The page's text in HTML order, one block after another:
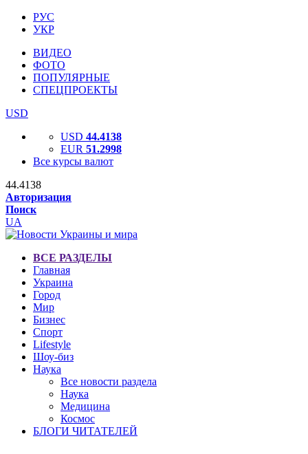
РУС
УКР
ВИДЕО
ФОТО
ПОПУЛЯРНЫЕ
СПЕЦПРОЕКТЫ
USD
USD 44.4138
EUR 51.2998
Все курсы валют
44.4138
Авторизация
Поиск
UA
ВСЕ РАЗДЕЛЫ
Главная
Украина
Город
Мир
Бизнес
Спорт
Lifestyle
Шоу-биз
Наука
Все новости раздела
Наука
Медицина
Космос
БЛОГИ ЧИТАТЕЛЕЙ